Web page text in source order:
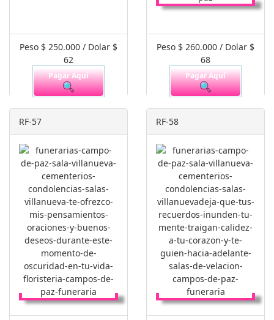
Peso $ 250.000 / Dolar $
62
Pagar Aquí
Peso $ 260.000 / Dolar $
68
Pagar Aquí
RF-57 RF-58